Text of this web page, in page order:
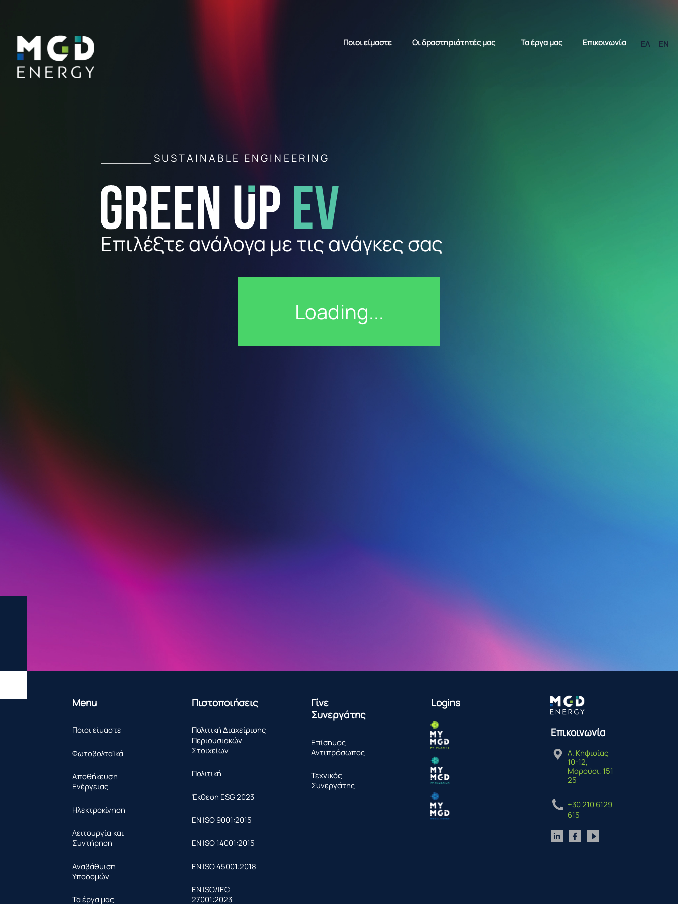
Ποιοι είμαστε Οι δραστηριότητές μας Τα έργα μας Επικοινωνία ΕΛ EN
SUSTAINABLE ENGINEERING
Επιλέξτε ανάλογα με τις ανάγκες σας
Loading...
Menu
Ποιοι είμαστε
Φωτοβολταïκά​
Αποθήκευση
Ενέργειας
Ηλεκτροκίνηση
Λειτουργία και
Συντήρηση
Αναβάθμιση
Υποδομών
Τα έργα μας
Πιστοποιήσεις
Πολιτική Διαχείρισης
Περιουσιακών
Στοιχείων
Πολιτική
Έκθεση ESG 2023
ΕΝ ISO 9001:2015
ΕΝ ISO 14001:2015
ΕΝ ISO 45001:2018
EN ISO/IEC
27001:2023
Γίνε
Συνεργάτης
Επίσημος
Αντιπρόσωπος
Τεχνικός
Συνεργάτης
Logins
Επικοινωνία
Λ. Κηφισίας
10-12,
Μαρούσι, 151
25
+30 210 6129
615